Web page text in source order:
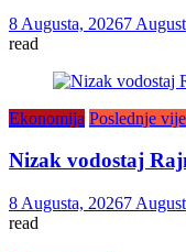
8 Augusta, 20267
read
Ekonomija Poslednje
Nizak vodostaj
8 Augusta, 20267
read